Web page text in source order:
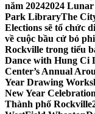
năm 20242024
Park LibraryThe
Elections sẽ tổ chức
về cuộc bầu cử bỏ
Rockville trong tiểu
Dance with Hung Ci
Center’s Annual
Year Drawing
New Year
Thành phố Rockville